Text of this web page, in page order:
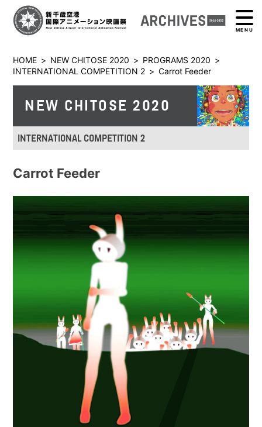
MENU
HOME > NEW CHITOSE 2020 > PROGRAMS 2020 >
INTERNATIONAL COMPETITION 2 > Carrot Feeder
NEW CHITOSE 2020
INTERNATIONAL COMPETITION 2
Carrot Feeder